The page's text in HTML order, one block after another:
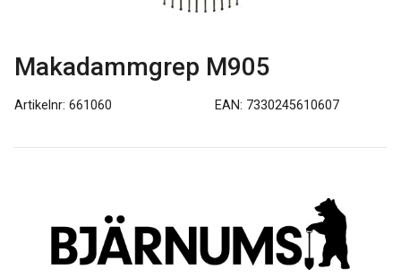
Makadammgrep M905
Artikelnr: 661060 EAN: 7330245610607